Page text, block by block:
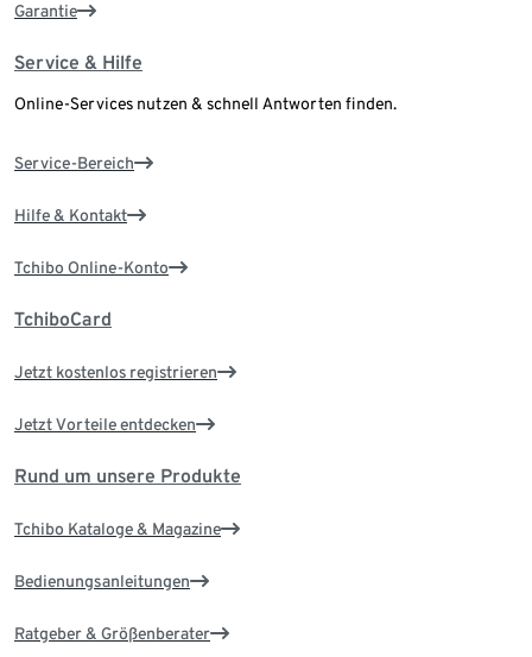
Garantie
Service & Hilfe
Online-Services nutzen & schnell Antworten finden.
Service-Bereich
Hilfe & Kontakt
Tchibo Online-Konto
TchiboCard
Jetzt kostenlos registrieren
Jetzt Vorteile entdecken
Rund um unsere Produkte
Tchibo Kataloge & Magazine
Bedienungsanleitungen
Ratgeber & Größenberater